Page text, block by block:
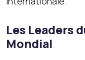
Les Leaders
Mondial